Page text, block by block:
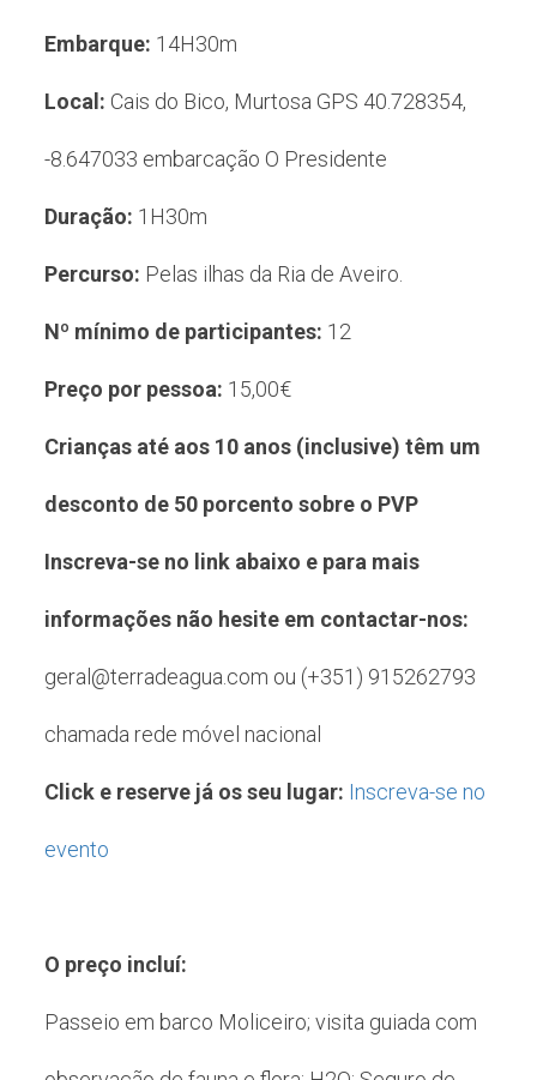
Embarque: 14H30m
Local: Cais do Bico, Murtosa GPS 40.728354,
-8.647033 embarcação O Presidente
Duração: 1H30m
Percurso: Pelas ilhas da Ria de Aveiro.
Nº mínimo de participantes: 12
Preço por pessoa: 15,00€
Crianças até aos 10 anos (inclusive) têm um
desconto de 50 porcento sobre o PVP
Inscreva-se no link abaixo e para mais
informações não hesite em contactar-nos:
geral@terradeagua.com ou (+351) 915262793
chamada rede móvel nacional
Click e reserve já os seu lugar: Inscreva-se no
evento
O preço incluí:
Passeio em barco Moliceiro; visita guiada com